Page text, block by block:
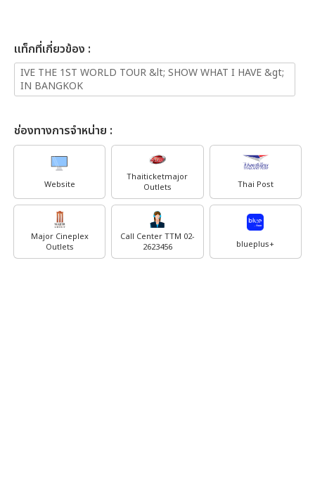
เเท็กที่เกี่ยวข้อง :
IVE THE 1ST WORLD TOUR &lt; SHOW WHAT I HAVE &gt;
IN BANGKOK
ช่องทางการจำหน่าย :
Website
Thaiticketmajor
Outlets
Thai Post
Major Cineplex
Outlets
Call Center TTM 02-
2623456
blueplus+